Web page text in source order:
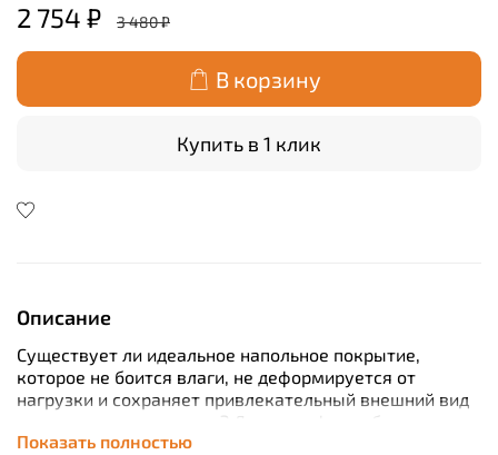
2 754 ₽ 3 480 ₽
В корзину
Купить в 1 клик
Описание
Существует ли идеальное напольное покрытие,
которое не боится влаги, не деформируется от
нагрузки и сохраняет привлекательный внешний вид
весь срок эксплуатации? Декор на фото обладает
всеми этими характеристиками.
Показать полностью